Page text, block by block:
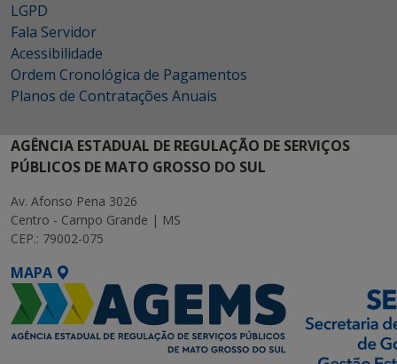
LGPD
Fala Servidor
Acessibilidade
Ordem Cronológica de Pagamentos
Planos de Contratações Anuais
AGÊNCIA ESTADUAL DE REGULAÇÃO DE SERVIÇOS
PÚBLICOS DE MATO GROSSO DO SUL
Av. Afonso Pena 3026
Centro - Campo Grande | MS
CEP.: 79002-075
MAPA